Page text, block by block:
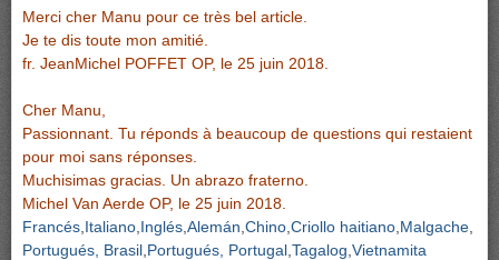
Merci cher Manu pour ce très bel article.
Je te dis toute mon amitié.
fr. JeanMichel POFFET OP, le 25 juin 2018.
Cher Manu,
Passionnant. Tu réponds à beaucoup de questions qui restaient
pour moi sans réponses.
Muchisimas gracias. Un abrazo fraterno.
Michel Van Aerde OP, le 25 juin 2018.
Francés Italiano Inglés Alemán Chino Criollo haitiano Malgache
Portugués, Brasil Portugués, Portugal Tagalog Vietnamita